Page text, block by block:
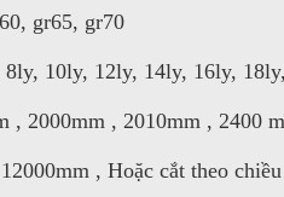
gr65, gr70
10ly, 12ly, 14ly, 16ly,
, 2000mm , 2010mm , 2400
, Hoặc cắt theo